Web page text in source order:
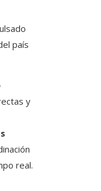
país
y
real.